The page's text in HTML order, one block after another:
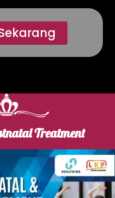
Treatment